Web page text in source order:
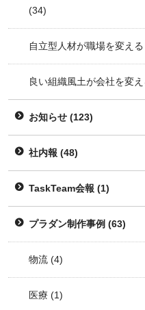
(34)
自立型人材が職場を変え
良い組織風土が会社を変
お知らせ (123)
社内報 (48)
TaskTeam会報 (1)
プラダン制作事例 (63)
物流 (4)
医療 (1)